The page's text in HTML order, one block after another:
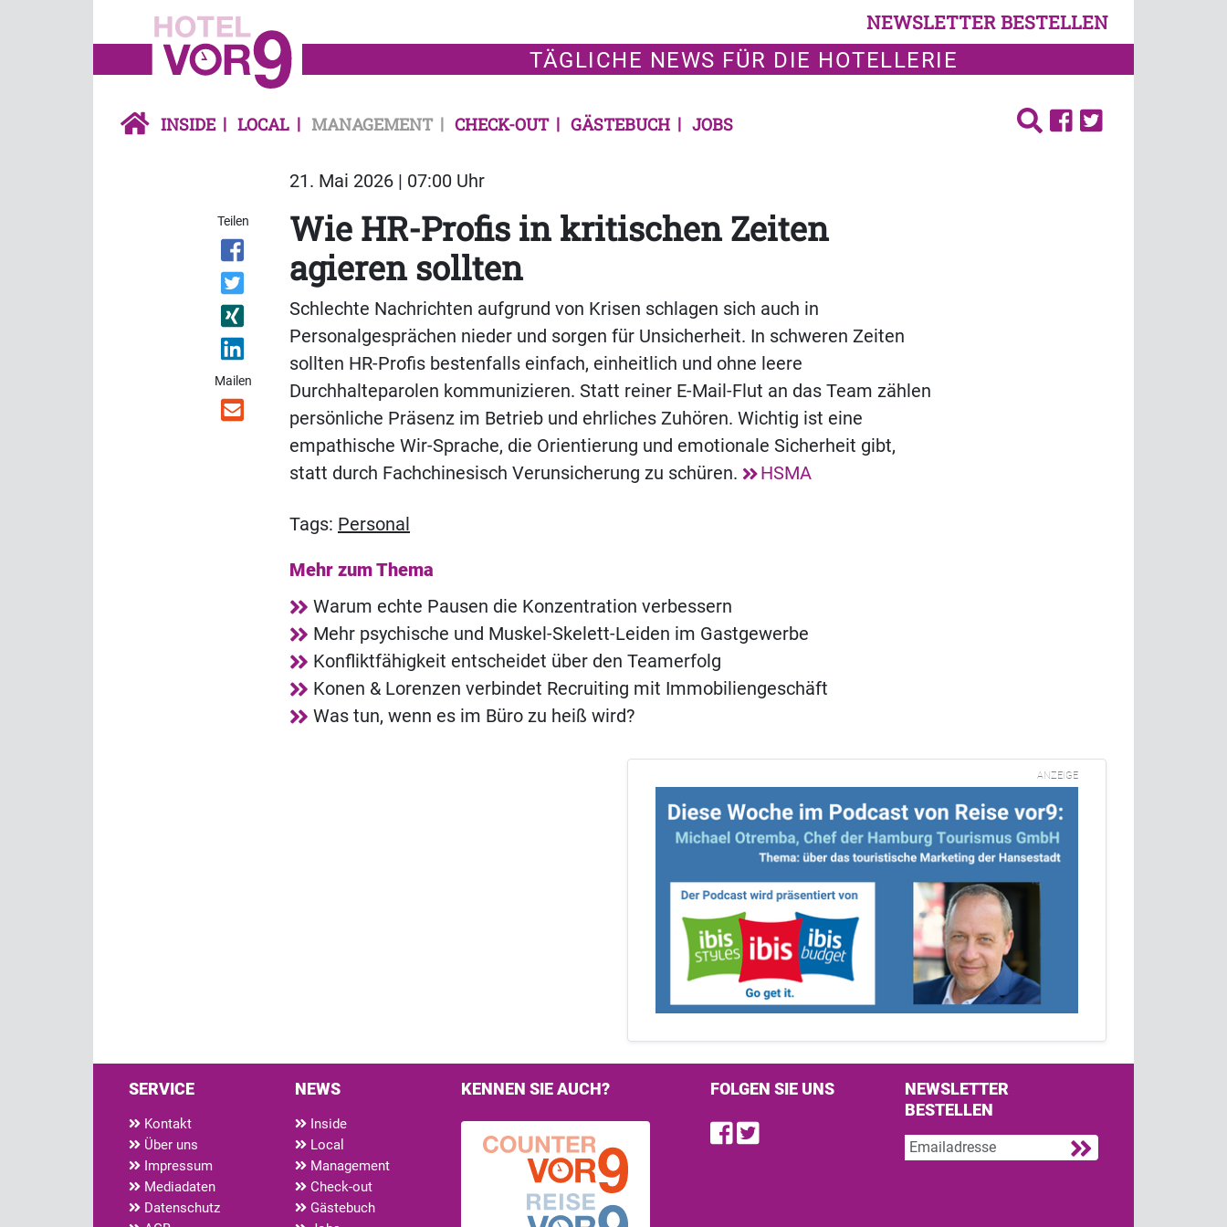
NEWSLETTER BESTELLEN
TÄGLICHE NEWS FÜR DIE HOTELLERIE
INSIDE LOCAL MANAGEMENT CHECK-OUT GÄSTEBUCH JOBS
21. Mai 2026 | 07:00 Uhr
Teilen
Mailen
Wie HR-Profis in kritischen Zeiten
agieren sollten
Schlechte Nachrichten aufgrund von Krisen schlagen sich auch in
Personalgesprächen nieder und sorgen für Unsicherheit. In schweren Zeiten
sollten HR-Profis bestenfalls einfach, einheitlich und ohne leere
Durchhalteparolen kommunizieren. Statt reiner E-Mail-Flut an das Team zählen
persönliche Präsenz im Betrieb und ehrliches Zuhören. Wichtig ist eine
empathische Wir-Sprache, die Orientierung und emotionale Sicherheit gibt,
statt durch Fachchinesisch Verunsicherung zu schüren.
HSMA
Tags: Personal
Mehr zum Thema
Warum echte Pausen die Konzentration verbessern
Mehr psychische und Muskel-Skelett-Leiden im Gastgewerbe
Konfliktfähigkeit entscheidet über den Teamerfolg
Konen & Lorenzen verbindet Recruiting mit Immobiliengeschäft
Was tun, wenn es im Büro zu heiß wird?
ANZEIGE
SERVICE
Kontakt
Über uns
Impressum
Mediadaten
Datenschutz
NEWS
Inside
Local
Management
Check-out
Gästebuch
KENNEN SIE AUCH? FOLGEN SIE UNS
Find us on Facebook
Follow us on Twitter
NEWSLETTER
BESTELLEN